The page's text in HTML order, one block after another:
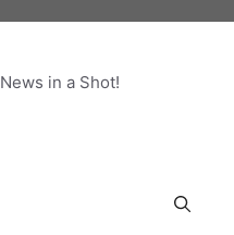
News in a Shot!